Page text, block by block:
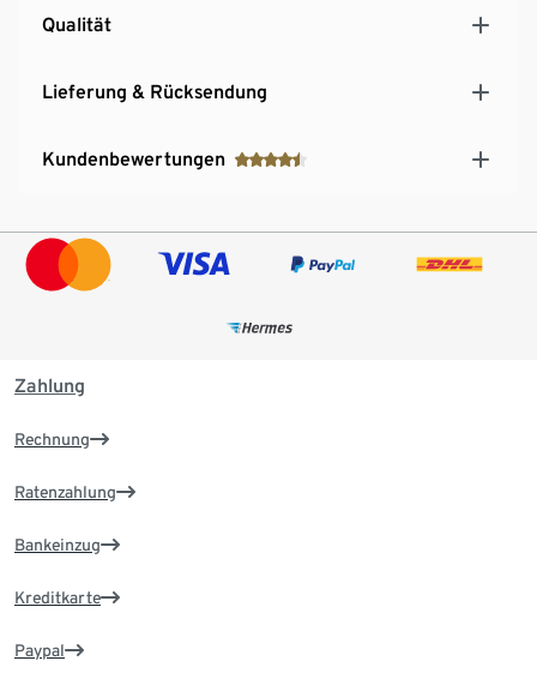
Qualität
Lieferung & Rücksendung
Kundenbewertungen
Zahlung
Rechnung
Ratenzahlung
Bankeinzug
Kreditkarte
Paypal